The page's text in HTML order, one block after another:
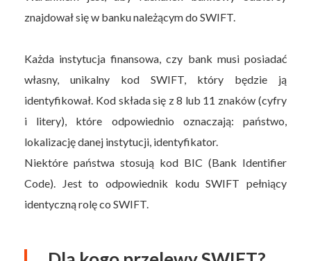
znajdował się w banku należącym do SWIFT.
Każda instytucja finansowa, czy bank musi posiadać
własny, unikalny kod SWIFT, który będzie ją
identyfikował. Kod składa się z 8 lub 11 znaków (cyfry
i litery), które odpowiednio oznaczają: państwo,
lokalizację danej instytucji, identyfikator.
Niektóre państwa stosują kod BIC (Bank Identifier
Code). Jest to odpowiednik kodu SWIFT pełniący
identyczną rolę co SWIFT.